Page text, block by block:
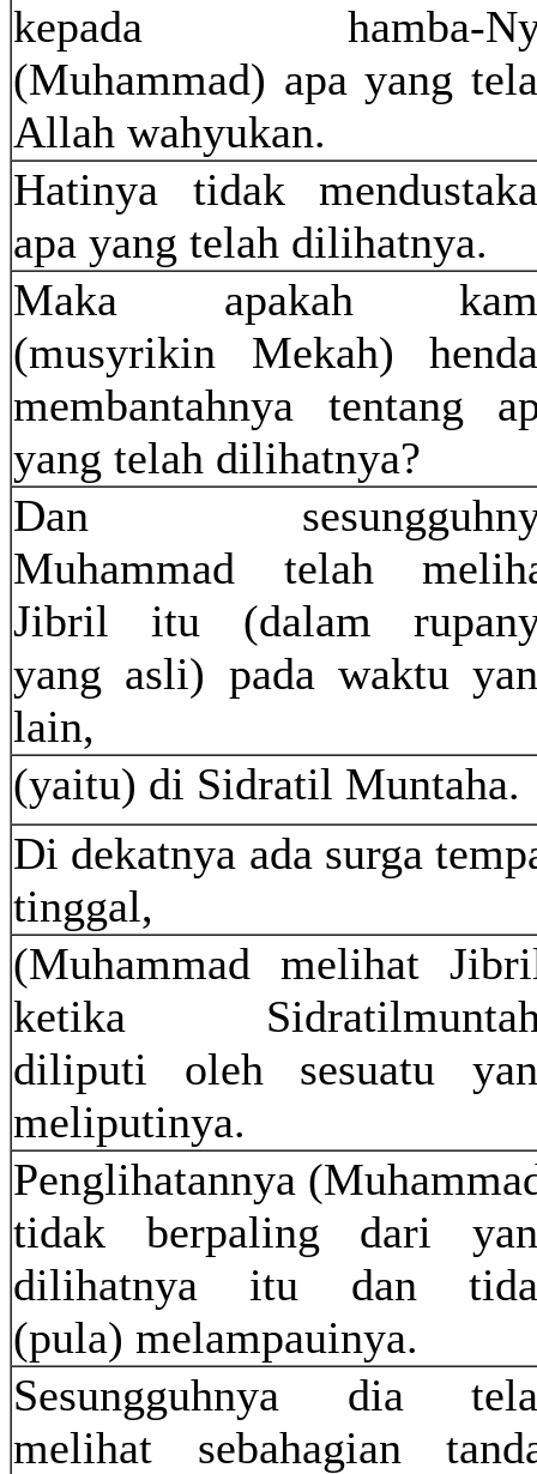
kepada hamba-
(Muhammad) apa yang
Allah wahyukan.
Hatinya tidak
apa yang telah dilihatnya.
Maka apakah
(musyrikin Mekah)
membantahnya tentang
yang telah dilihatnya?
Dan
Muhammad telah
Jibril itu (dalam
yang asli) pada waktu
lain,
(yaitu) di Sidratil Muntaha.
Di dekatnya ada surga
tinggal,
(Muhammad melihat
ketika
diliputi oleh sesuatu
meliputinya.
Penglihatannya
tidak berpaling dari
dilihatnya itu dan
(pula) melampauinya.
Sesungguhnya dia
melihat sebahagian